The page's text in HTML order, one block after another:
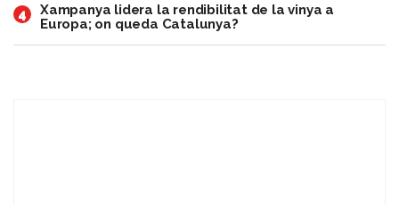
4
Xampanya lidera la rendibilitat de la vinya a
Europa; on queda Catalunya?